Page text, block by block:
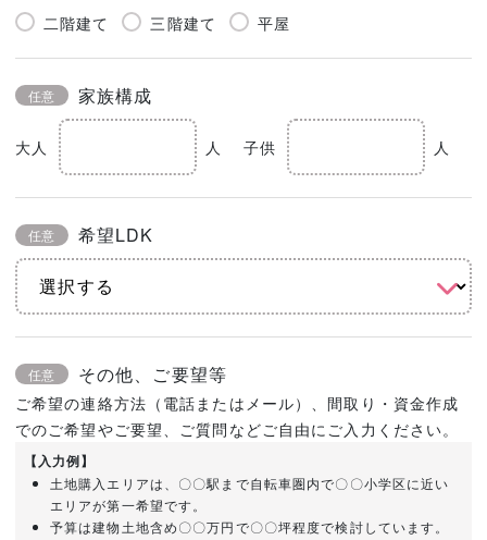
二階建て 三階建て 平屋
任意 家族構成
大人 人 子供 人
任意 希望LDK
任意 その他、ご要望等
ご希望の連絡方法（電話またはメール）、間取り・資金作成
でのご希望やご要望、ご質問などご自由にご入力ください。
【入力例】
土地購入エリアは、〇〇駅まで自転車圏内で〇〇小学区に近い
エリアが第一希望です。
予算は建物土地含め〇〇万円で〇〇坪程度で検討しています。